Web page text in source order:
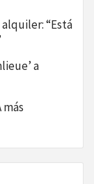
“Está
a